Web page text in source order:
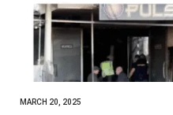
MARCH 20, 2025